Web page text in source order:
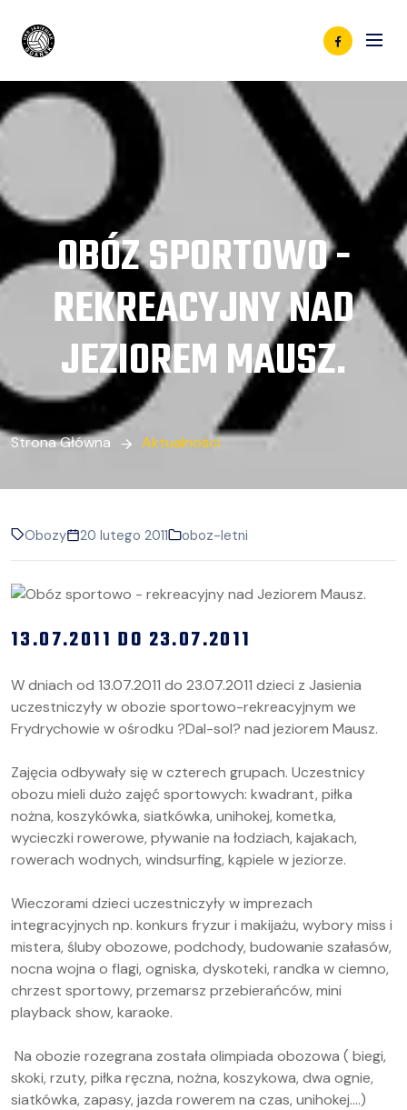
OBÓZ SPORTOWO -
REKREACYJNY NAD
JEZIOREM MAUSZ.
Strona Główna Aktualności
Obozy 20 lutego 2011 oboz-letni
13.07.2011 DO 23.07.2011
W dniach od 13.07.2011 do 23.07.2011 dzieci z Jasienia
uczestniczyły w obozie sportowo-rekreacyjnym we
Frydrychowie w ośrodku ?Dal-sol? nad jeziorem Mausz.
Zajęcia odbywały się w czterech grupach. Uczestnicy
obozu mieli dużo zajęć sportowych: kwadrant, piłka
nożna, koszykówka, siatkówka, unihokej, kometka,
wycieczki rowerowe, pływanie na łodziach, kajakach,
rowerach wodnych, windsurfing, kąpiele w jeziorze.
Wieczorami dzieci uczestniczyły w imprezach
integracyjnych np. konkurs fryzur i makijażu, wybory miss i
mistera, śluby obozowe, podchody, budowanie szałasów,
nocna wojna o flagi, ogniska, dyskoteki, randka w ciemno,
chrzest sportowy, przemarsz przebierańców, mini
playback show, karaoke.
Na obozie rozegrana została olimpiada obozowa ( biegi,
skoki, rzuty, piłka ręczna, nożna, koszykowa, dwa ognie,
siatkówka, zapasy, jazda rowerem na czas, unihokej....)